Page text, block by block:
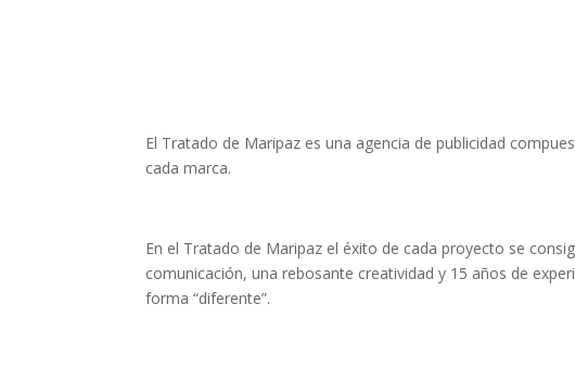
El Tratado de Maripaz es una agencia de publicidad
cada marca.
En el Tratado de Maripaz el éxito de cada proyecto se
comunicación, una rebosante creatividad y 15 años de
forma “diferente”.